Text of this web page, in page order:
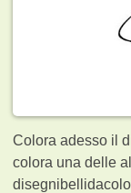
Colora adesso il
colora una delle